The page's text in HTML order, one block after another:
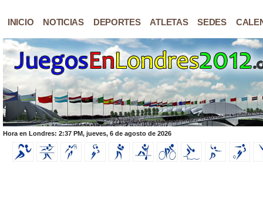
INICIO NOTICIAS DEPORTES ATLETAS SEDES
Hora en Londres: 2:37 PM, jueves, 6 de agosto de 2026